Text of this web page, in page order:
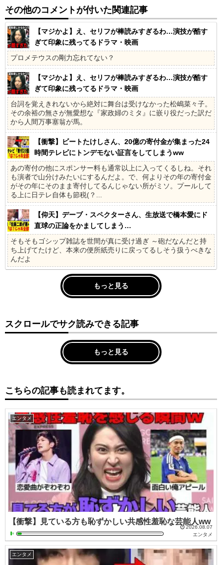
その他のコメントが付いた関連記事
【マジかよ】え、セリフが棒読みすぎるわ…演技が酷す
ぎて印象に残ってるドラマ・映画
プロメテウスの剛力忘れてない？
【マジかよ】え、セリフが棒読みすぎるわ…演技が酷す
ぎて印象に残ってるドラマ・映画
台詞を覚えきれないから絶対に舞台は受けなかった松嶋菜々子。
その余裕の無さが無愛想な『家政婦のミタ』に嵌り役だった訳だ
から人間万事塞翁が馬。
【衝撃】ビートたけしさん、20億の寄付金が集まった24
時間テレビにトンデモない証言をしてしまうww
あの寄付の他にスポンサー料も通常以上に入ってくるしね。それ
も演者で山分けみたいにするんだよ。で、何よりその年の寄付金
がその年にそのまま寄付してるんじゃない所がミソ。プールして
る上に日テレ自体も節税(？...
【仰天】デーブ・スペクターさん、生放送で橋本愛にド
直球の正論をかましてしまう…
そもそもゴシップ雑誌を世間が真に受け過ぎ ～砲だなんだと持
ち上げてたけど、本来の便所紙売りに戻ってるしそう扱うべきな
んだよ
もっと見る
スクロールでサク読みできる記事
もっと見る
こちらの記事も読まれてます。
エンタメ
【衝撃】見ている方も恥ずかしい共感性羞恥な芸能人ww
2026.08.07
エンタメ
エンタメ